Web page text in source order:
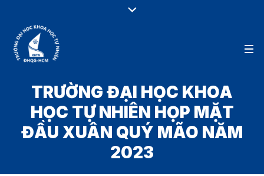
TRƯỜNG ĐẠI HỌC KHOA
HỌC TỰ NHIÊN HỌP MẶT
ĐẦU XUÂN QUÝ MÃO NĂM
2023